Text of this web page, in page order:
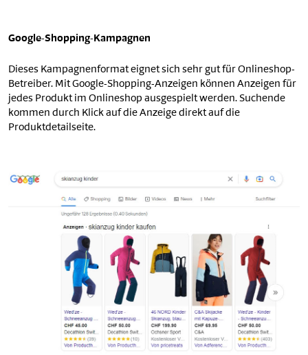
Google-Shopping-Kampagnen
Dieses Kampagnenformat eignet sich sehr gut für Onlineshop-
Betreiber. Mit Google-Shopping-Anzeigen können Anzeigen für
jedes Produkt im Onlineshop ausgespielt werden. Suchende
kommen durch Klick auf die Anzeige direkt auf die
Produktdetailseite.